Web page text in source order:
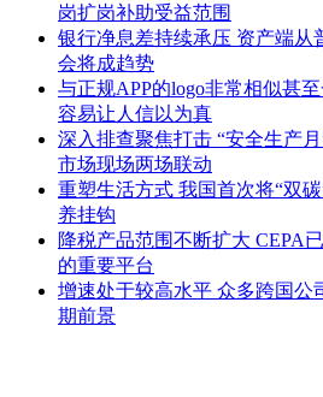
岗扩岗补助受益范围
银行净息差持续承压 资产端从
会将成趋势
与正规APP的logo非常相似甚
容易让人信以为真
深入排查聚焦打击 “安全生产
市场现场两场联动
重塑生活方式 我国首次将“双
养挂钩
降税产品范围不断扩大 CEPA
的重要平台
增速处于较高水平 众多跨国公
期前景